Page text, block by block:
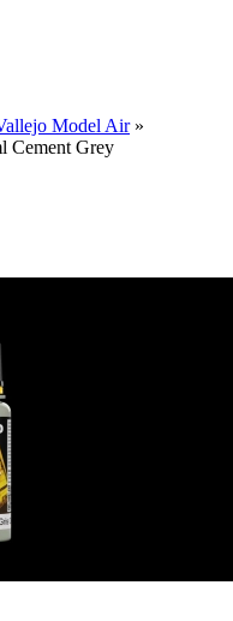
Model Air»
Cement Grey